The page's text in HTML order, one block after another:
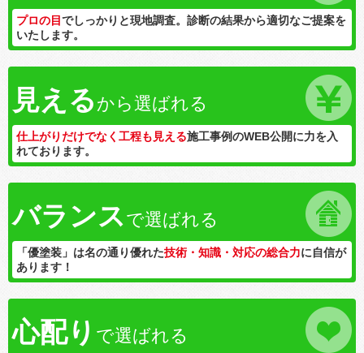
プロの目でしっかりと現地調査。診断の結果から適切なご提案を
いたします。
見える から選ばれる
仕上がりだけでなく工程も見える施工事例のWEB公開に力を入
れております。
バランスで選ばれる
「優塗装」は名の通り優れた技術・知識・対応の総合力に自信が
あります！
心配り で選ばれる